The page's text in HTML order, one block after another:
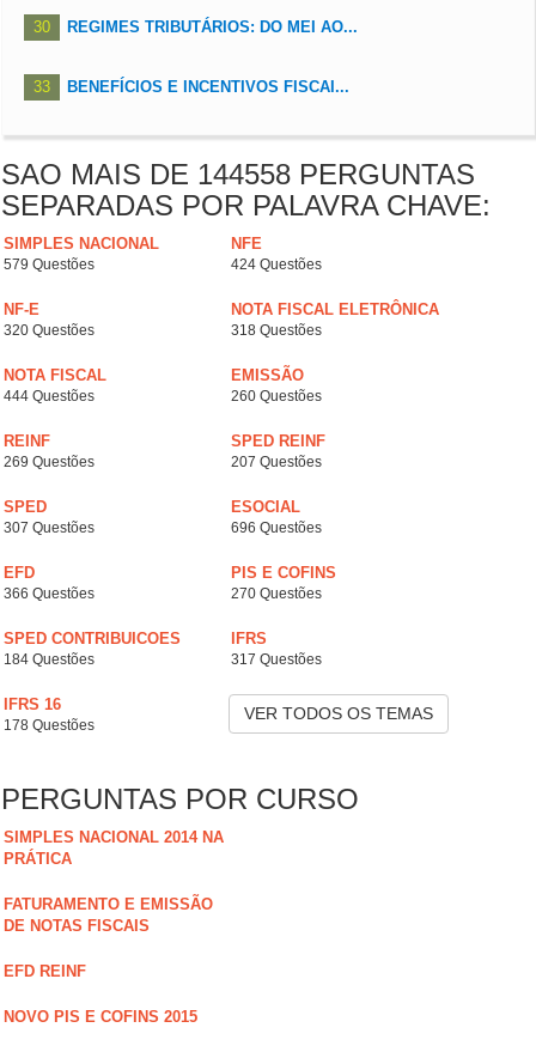
30 REGIMES TRIBUTÁRIOS: DO MEI AO...
33 BENEFÍCIOS E INCENTIVOS FISCAI...
SAO MAIS DE 144558 PERGUNTAS
SEPARADAS POR PALAVRA CHAVE:
SIMPLES NACIONAL
579 Questões
NFE
424 Questões
NF-E
320 Questões
NOTA FISCAL ELETRÔNICA
318 Questões
NOTA FISCAL
444 Questões
EMISSÃO
260 Questões
REINF
269 Questões
SPED REINF
207 Questões
SPED
307 Questões
ESOCIAL
696 Questões
EFD
366 Questões
PIS E COFINS
270 Questões
SPED CONTRIBUICOES
184 Questões
IFRS
317 Questões
IFRS 16
178 Questões
VER TODOS OS TEMAS
PERGUNTAS POR CURSO
SIMPLES NACIONAL 2014 NA
PRÁTICA
FATURAMENTO E EMISSÃO
DE NOTAS FISCAIS
EFD REINF
NOVO PIS E COFINS 2015